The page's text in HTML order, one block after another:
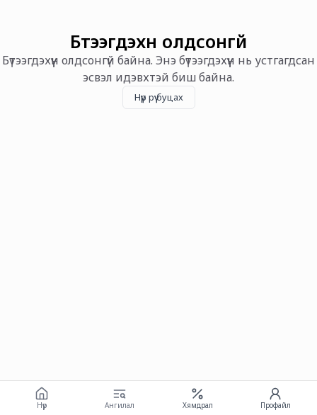
Бүтээгдэхүүн олдсонгүй
Бүтээгдэхүүн олдсонгүй байна. Энэ бүтээгдэхүүн нь устгагдсан
эсвэл идэвхтэй биш байна.
Нүүр рүү буцах
Нүүр Ангилал Хямдрал Профайл